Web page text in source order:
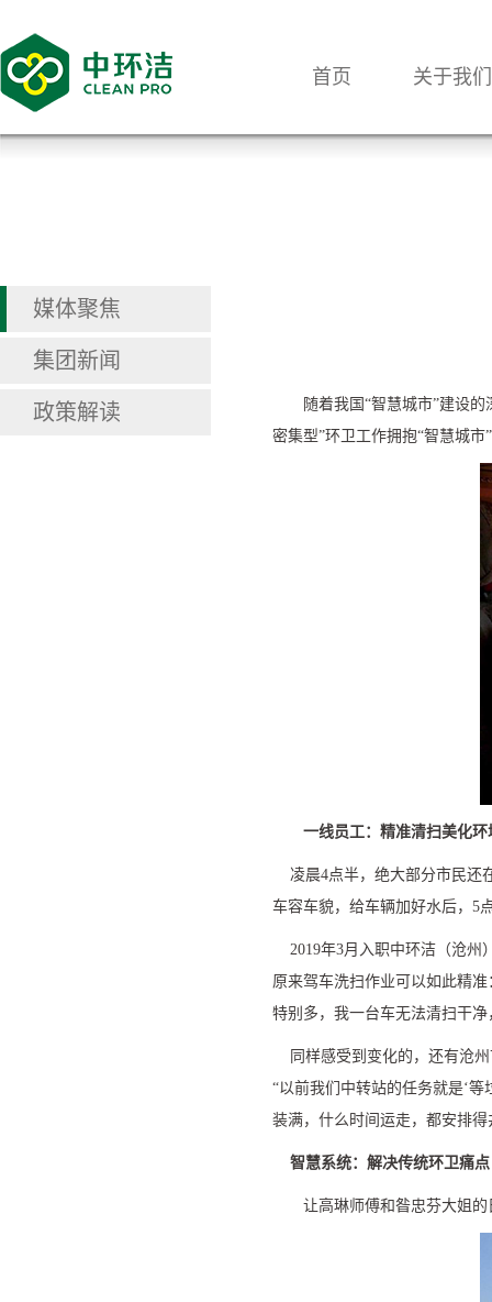
首页 关于我们
媒体聚焦
集团新闻
政策解读 随着我国 “智慧城市”建设的
密集型”环卫工作拥抱“智慧城市”
一线员工：精准清扫美化环
凌晨4点半，绝大部分市民还
车容车貌，给车辆加好水后， 5
2019年3月入职中环洁（沧州
原来驾车洗扫作业可以如此精准
特别多，我一台车无法清扫干
同样感受到变化的，还有沧
“以前我们中转站的任务就是‘等
装满，什么时间运走，都安排
智慧系统：解决传统环卫痛点
让高琳师傅和昝忠芬大姐